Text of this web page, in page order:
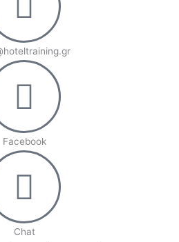
Facebook
Chat